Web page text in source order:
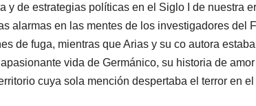
y de estrategias políticas en el Siglo I de nuestra
alarmas en las mentes de los investigadores del
de fuga, mientras que Arias y su co autora
vida de Germánico, su historia de
cuya sola mención despertaba el terror en